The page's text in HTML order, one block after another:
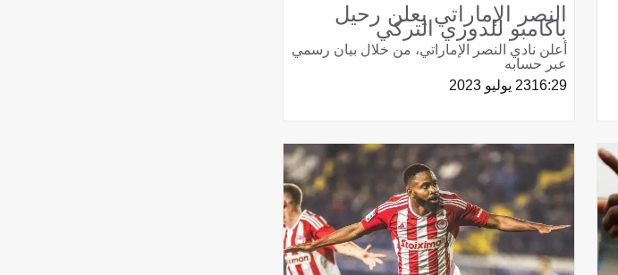
النصر الإماراتي يعلن رحيل
باكامبو للدوري التركي
أعلن نادي النصر الإماراتي، من خلال بيان رسمي
عبر حسابه
16:2923 يوليو 2023